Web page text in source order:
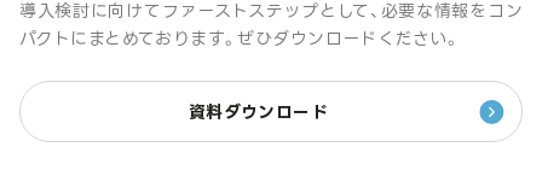
導入検討に向けてファーストステップとして、必要な情報をコン
パクトにまとめております。ぜひダウンロードください。
資料ダウンロード